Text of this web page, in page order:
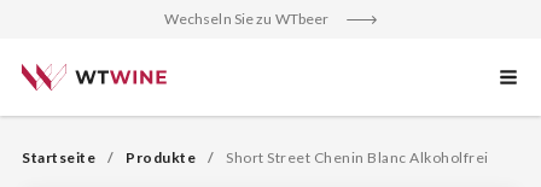
Wechseln Sie zu WTbeer
Startseite Produkte Short Street Chenin Blanc Alkoholfrei